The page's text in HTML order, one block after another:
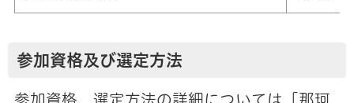
参加資格及び選定方法
参加資格、選定方法の詳細については「那珂